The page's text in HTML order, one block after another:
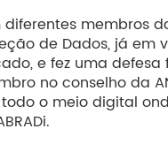
membros
de Dados, já em
e fez uma
no conselho da
o meio digital